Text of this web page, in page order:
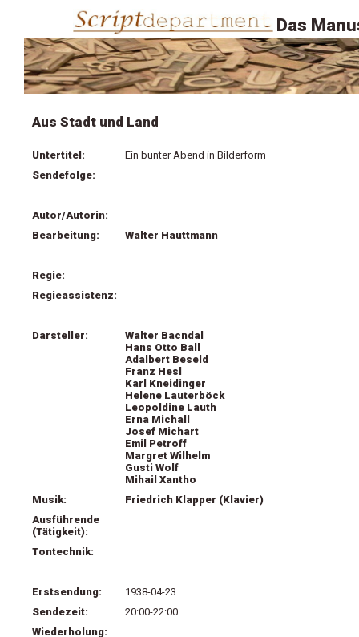
Das
Aus Stadt und Land
Untertitel:
Ein bunter Abend in Bilderform
Sendefolge:
Autor/Autorin:
Bearbeitung:
Walter Hauttmann
Regie:
Regieassistenz:
Darsteller:
Walter Bacndal
Hans Otto Ball
Adalbert Beseld
Franz Hesl
Karl Kneidinger
Helene Lauterböck
Leopoldine Lauth
Erna Michall
Josef Michart
Emil Petroff
Margret Wilhelm
Gusti Wolf
Mihail Xantho
Musik:
Friedrich Klapper (Klavier)
Ausführende
(Tätigkeit):
Tontechnik:
Erstsendung:
1938-04-23
Sendezeit:
20:00-22:00
Wiederholung: